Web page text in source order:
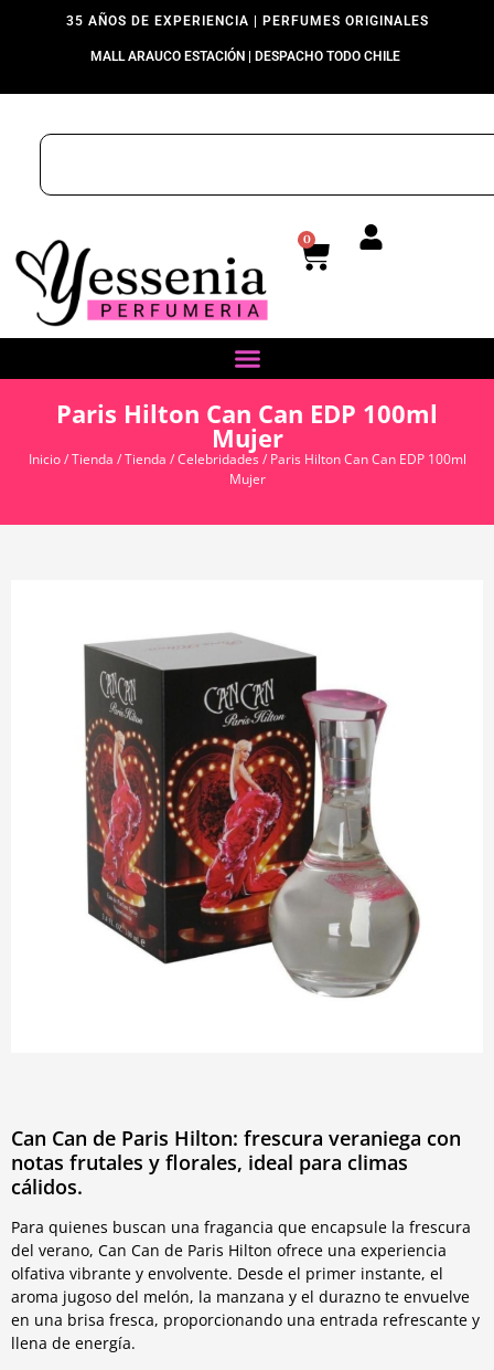
35 AÑOS DE EXPERIENCIA | PERFUMES ORIGINALES
MALL ARAUCO ESTACIÓN | DESPACHO TODO CHILE
0
Paris Hilton Can Can EDP 100ml
Mujer
Inicio/Tienda /Tienda /Celebridades/ Paris Hilton Can Can EDP 100ml
Mujer
Can Can de Paris Hilton: frescura veraniega con
notas frutales y florales, ideal para climas
cálidos.
Para quienes buscan una fragancia que encapsule la frescura
del verano, Can Can de Paris Hilton ofrece una experiencia
olfativa vibrante y envolvente. Desde el primer instante, el
aroma jugoso del melón, la manzana y el durazno te envuelve
en una brisa fresca, proporcionando una entrada refrescante y
llena de energía.